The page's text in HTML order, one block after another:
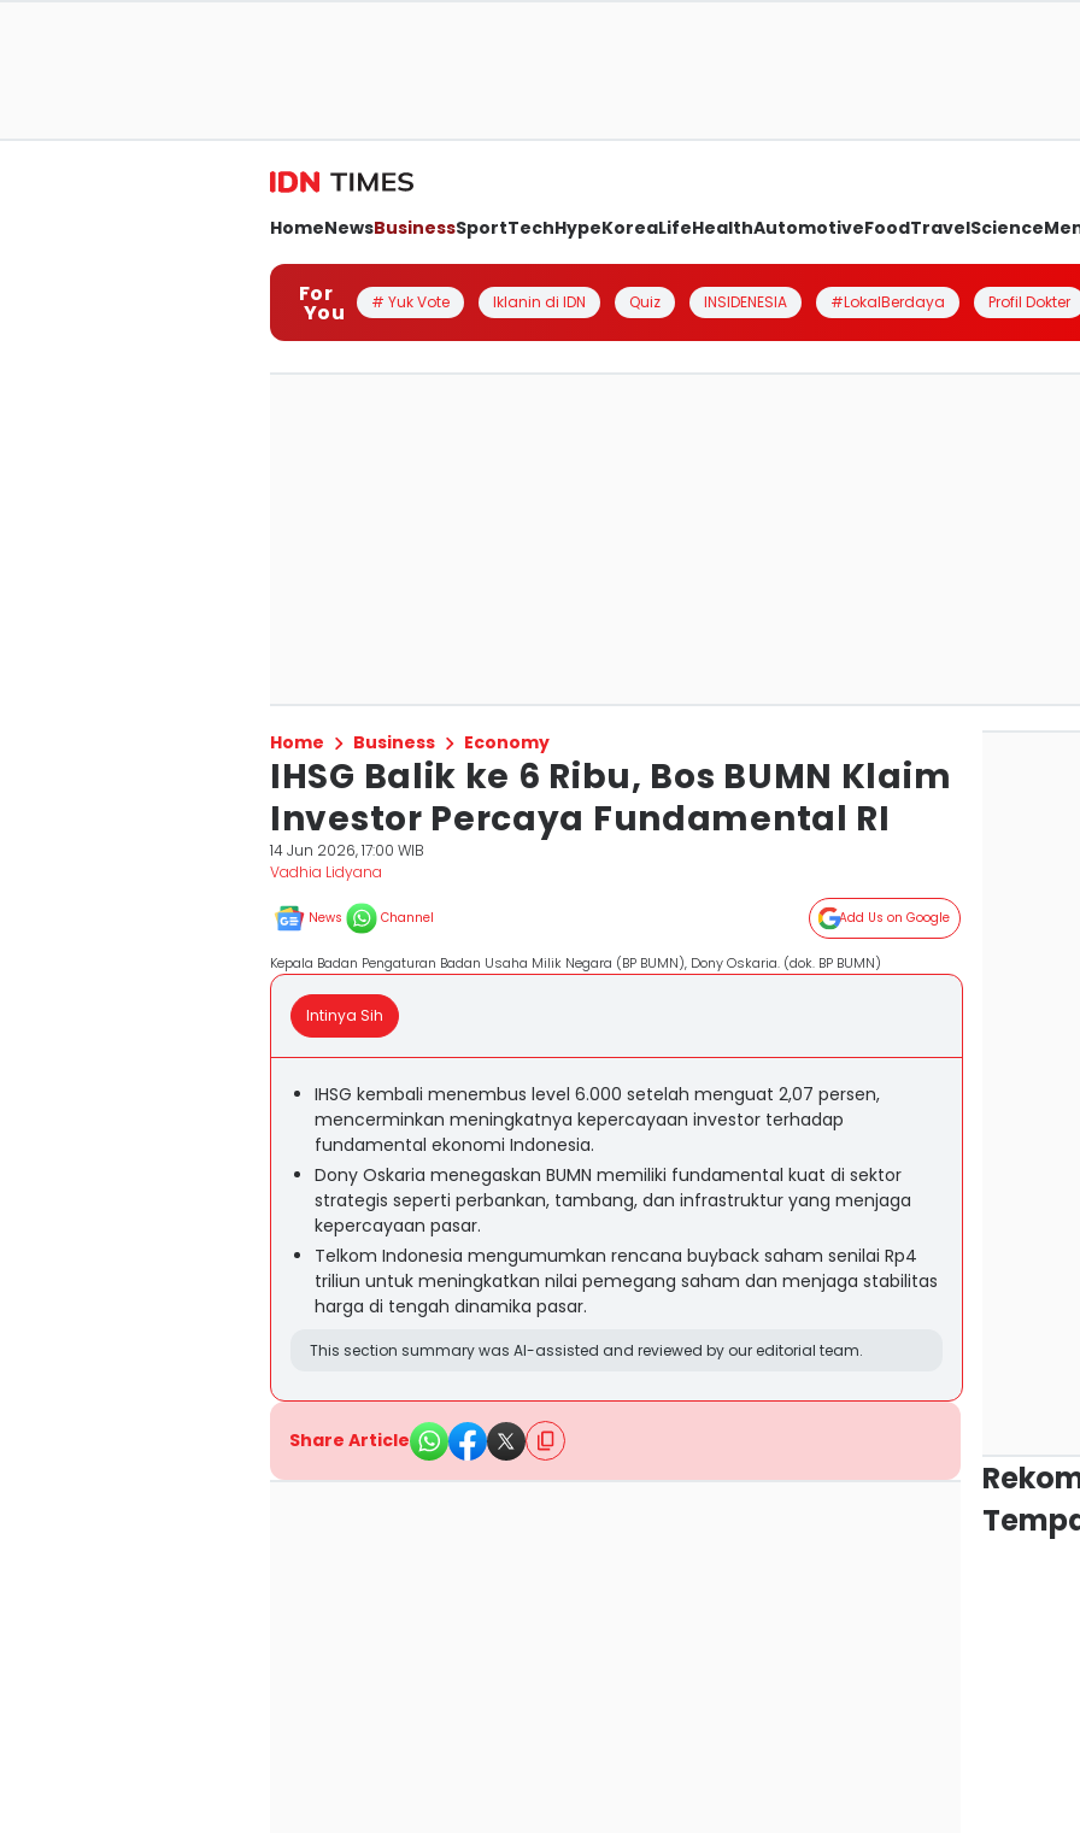
HomeNewsBusinessSportTechHypeKoreaLifeHealthAutomotiveFoodTravelScience
For
You # Yuk Vote Iklanin di IDN Quiz INSIDENESIA #LokalBerdaya Profil Dokter
Home Business Economy
IHSG Balik ke 6 Ribu, Bos BUMN Klaim
Investor Percaya Fundamental RI
14 Jun 2026, 17:00 WIB
Vadhia Lidyana
News Channel Add Us on Google
Kepala Badan Pengaturan Badan Usaha Milik Negara (BP BUMN), Dony Oskaria. (dok. BP BUMN)
Intinya Sih
IHSG kembali menembus level 6.000 setelah menguat 2,07 persen,
mencerminkan meningkatnya kepercayaan investor terhadap
fundamental ekonomi Indonesia.
Dony Oskaria menegaskan BUMN memiliki fundamental kuat di sektor
strategis seperti perbankan, tambang, dan infrastruktur yang menjaga
kepercayaan pasar.
Telkom Indonesia mengumumkan rencana buyback saham senilai Rp4
triliun untuk meningkatkan nilai pemegang saham dan menjaga stabilitas
harga di tengah dinamika pasar.
This section summary was AI-assisted and reviewed by our editorial team.
Share Article